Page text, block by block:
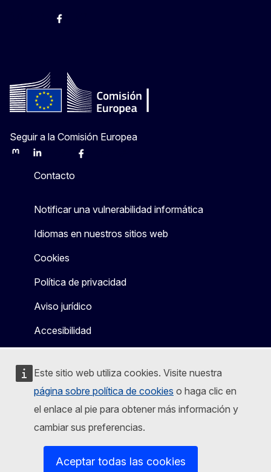
Este sitio web utiliza cookies. Visite nuestra
página sobre política de cookies o haga clic en
el enlace al pie para obtener más información y
cambiar sus preferencias.
Aceptar todas las cookies
@ComisionEuropea
Espacio Europa
Comisión Europea en España
Seguir a la Comisión Europea
MastodonLinkedInBlueskyFacebook
Contacto
Notificar una vulnerabilidad informática
Idiomas en nuestros sitios web
Cookies
Política de privacidad
Aviso jurídico
Accesibilidad